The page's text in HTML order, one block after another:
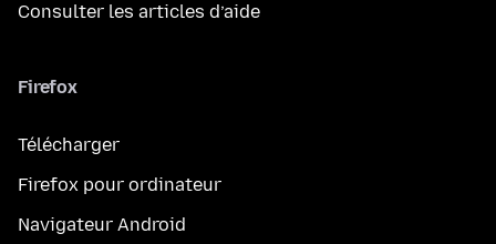
Consulter les articles d’aide
Firefox
Télécharger
Firefox pour ordinateur
Navigateur Android